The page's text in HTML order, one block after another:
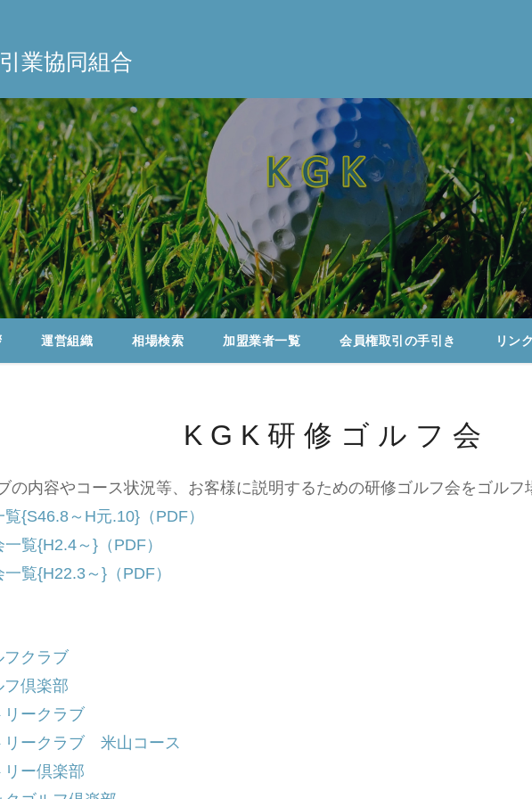
業協同組合
運営組織 相場検索 加盟業者一覧 会員権取引の手引き リン
K G K 研 修 ゴ ル フ 会
内容やコース状況等、お客様に説明するための研修ゴルフ会をゴル
{S46.8～H元.10}（PDF）
覧{H2.4～}（PDF）
覧{H22.3～}（PDF）
クラブ
倶楽部
ークラブ
リークラブ 米山コース
ー倶楽部